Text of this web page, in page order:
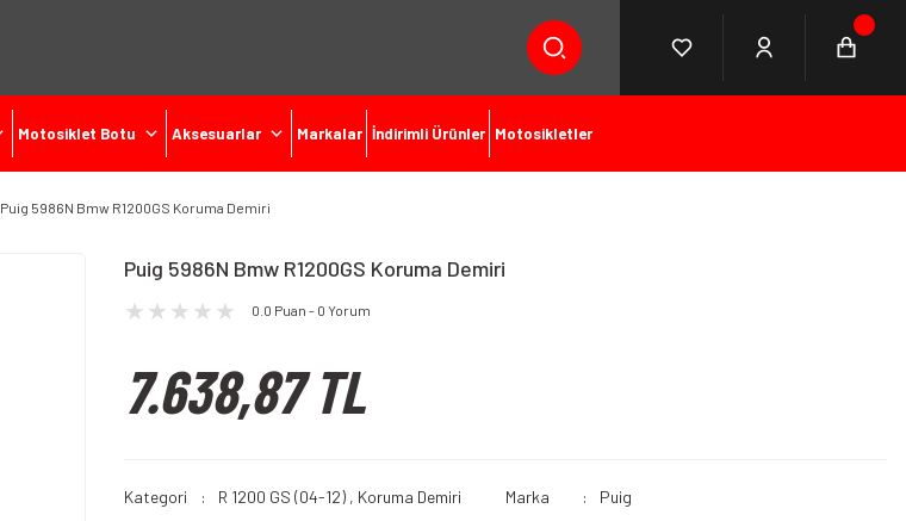
Motosiklet Botu Aksesuarlar Markalar İndirimli Ürünler Motosikletler
Puig 5986N Bmw R1200GS Koruma Demiri
Puig 5986N Bmw R1200GS Koruma Demiri
0.0 Puan - 0 Yorum
7.638,87 TL
Kategori R 1200 GS (04-12) , Koruma Demiri Marka Puig